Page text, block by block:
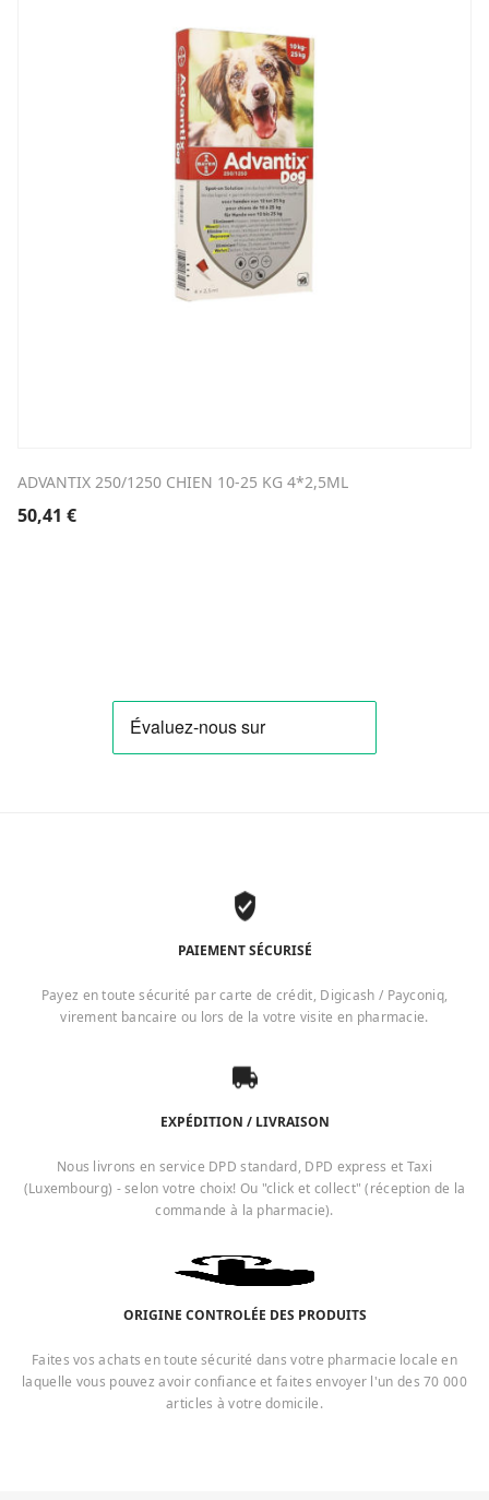
ADVANTIX 250/1250 CHIEN 10-25 KG 4*2,5ML
50,41 €
PAIEMENT SÉCURISÉ
Payez en toute sécurité par carte de crédit, Digicash / Payconiq,
virement bancaire ou lors de la votre visite en pharmacie.
EXPÉDITION / LIVRAISON
Nous livrons en service DPD standard, DPD express et Taxi
(Luxembourg) - selon votre choix! Ou "click et collect" (réception de la
commande à la pharmacie).
ORIGINE CONTROLÉE DES PRODUITS
Faites vos achats en toute sécurité dans votre pharmacie locale en
laquelle vous pouvez avoir confiance et faites envoyer l'un des 70 000
articles à votre domicile.